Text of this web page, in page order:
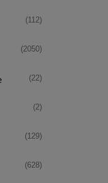
(112)
(2050)
(22)
(2)
(129)
(628)